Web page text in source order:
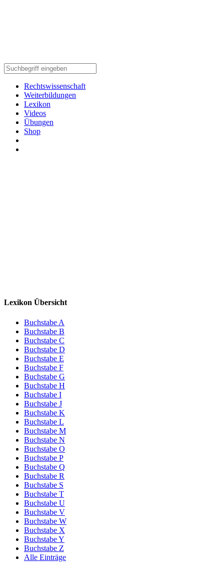
Rechtswissenschaft
Weiterbildungen
Lexikon
Videos
Übungen
Shop
Lexikon Übersicht
Buchstabe A
Buchstabe B
Buchstabe C
Buchstabe D
Buchstabe E
Buchstabe F
Buchstabe G
Buchstabe H
Buchstabe I
Buchstabe J
Buchstabe K
Buchstabe L
Buchstabe M
Buchstabe N
Buchstabe O
Buchstabe P
Buchstabe Q
Buchstabe R
Buchstabe S
Buchstabe T
Buchstabe U
Buchstabe V
Buchstabe W
Buchstabe X
Buchstabe Y
Buchstabe Z
Alle Einträge